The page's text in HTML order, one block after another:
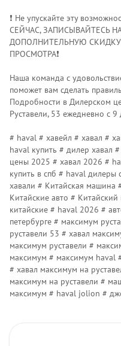
❗️ Не упускайте эту
СЕЙЧАС, ЗАПИСЫВАЙТЕСЬ
ДОПОЛНИТЕЛЬНУЮ
ПРОСМОТРА❗️
Наша команда с
поможет вам сделать
Подробности в Дилерском
Руставели, 53 ежедневно с 9
# haval # хавейл # хавал #
haval купить # дилер хавал
цены 2025 # хавал 2026 #
купить в спб # haval дилеры
хавали # Китайская машина
Китайские авто #
китайские # haval 2026 #
петербурге # максимум
руставели 53 # хавал
максимум руставели #
максимум # максимум haval
# хавал максимум на
максимум на руставели #
максимум # haval jolion #